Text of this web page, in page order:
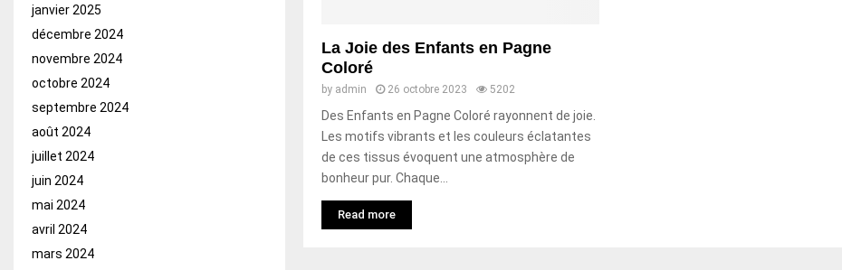
La Joie des Enfants en Pagne
Coloré
by admin 26 octobre 2023 5202
Des Enfants en Pagne Coloré rayonnent de joie.
Les motifs vibrants et les couleurs éclatantes
de ces tissus évoquent une atmosphère de
bonheur pur. Chaque...
Read more
janvier 2025
décembre 2024
novembre 2024
octobre 2024
septembre 2024
août 2024
juillet 2024
juin 2024
mai 2024
avril 2024
mars 2024